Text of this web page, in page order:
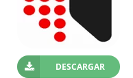
DESCARGAR